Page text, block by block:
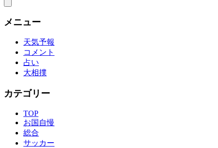
メニュー
天気予報
コメント
占い
大相撲
カテゴリー
TOP
お国自慢
総合
サッカー